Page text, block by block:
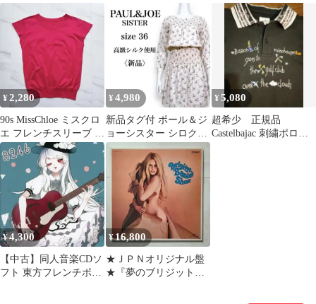
チブルドッグ
Sサイズ
¥2,280
90s MissChloe ミスクロ
エ フレンチスリーブ カ
ットソー 綿 ピンク
¥ 4,980
新品タグ付 ポール＆ジ
ョーシスター シロクマ
柄 シャーリングワンピ
ース シルク混
¥5,080
超希少 正規品
Castelbajac 刺繍ポロシ
¥4,300
【中古】同人音楽CDソ
フト 東方フレンチポッ
¥16,800
★ＪＰＮオリジナル盤
★『夢のブリジット・